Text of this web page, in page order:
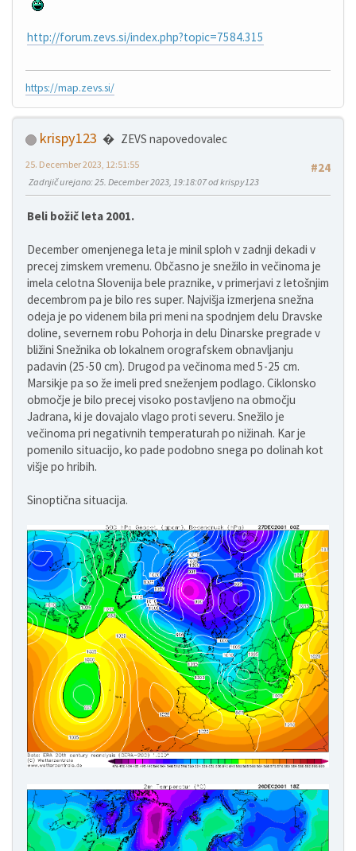
http://forum.zevs.si/index.php?topic=7584.315
https://map.zevs.si/
krispy123
ZEVS napovedovalec
#24
25. December 2023, 12:51:55
Zadnjič urejano: 25. December 2023, 19:18:07 od krispy123
Beli božič leta 2001.
December omenjenega leta je minil sploh v zadnji dekadi v
precej zimskem vremenu. Občasno je snežilo in večinoma je
imela celotna Slovenija bele praznike, v primerjavi z letošnjim
decembrom pa je bilo res super. Najvišja izmerjena snežna
odeja je po videnem bila pri meni na spodnjem delu Dravske
doline, severnem robu Pohorja in delu Dinarske pregrade v
bližini Snežnika ob lokalnem orografskem obnavljanju
padavin (25-50 cm). Drugod pa večinoma med 5-25 cm.
Marsikje pa so že imeli pred sneženjem podlago. Ciklonsko
območje je bilo precej visoko postavljeno na območju
Jadrana, ki je dovajalo vlago proti severu. Snežilo je
večinoma pri negativnih temperaturah po nižinah. Kar je
pomenilo situacijo, ko pade podobno snega po dolinah kot
višje po hribih.
Sinoptična situacija.